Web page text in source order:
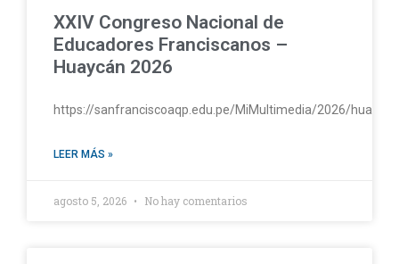
XXIV Congreso Nacional de
Educadores Franciscanos –
Huaycán 2026
https://sanfranciscoaqp.edu.pe/MiMultimedia/2026/
LEER MÁS »
agosto 5, 2026 No hay comentarios